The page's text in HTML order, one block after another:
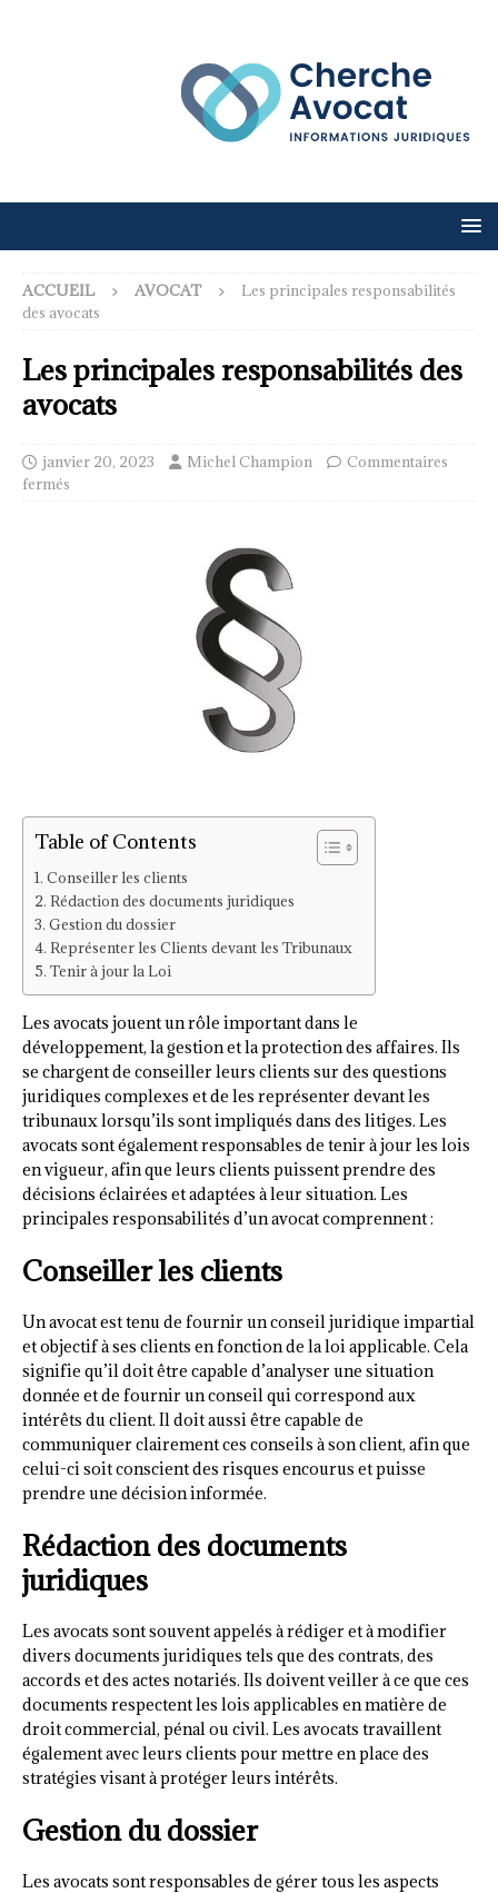
ACCUEIL AVOCAT
Les principales responsabilités
des avocats
Les principales responsabilités des
avocats
janvier 20, 2023 Michel Champion
Commentaires
fermés
Table of Contents
Conseiller les clients
Rédaction des documents juridiques
Gestion du dossier
Représenter les Clients devant les Tribunaux
Tenir à jour la Loi
Les avocats jouent un rôle important dans le
développement, la gestion et la protection des affaires. Ils
se chargent de conseiller leurs clients sur des questions
juridiques complexes et de les représenter devant les
tribunaux lorsqu’ils sont impliqués dans des litiges. Les
avocats sont également responsables de tenir à jour les lois
en vigueur, afin que leurs clients puissent prendre des
décisions éclairées et adaptées à leur situation. Les
principales responsabilités d’un avocat comprennent :
Conseiller les clients
Un avocat est tenu de fournir un conseil juridique impartial
et objectif à ses clients en fonction de la loi applicable. Cela
signifie qu’il doit être capable d’analyser une situation
donnée et de fournir un conseil qui correspond aux
intérêts du client. Il doit aussi être capable de
communiquer clairement ces conseils à son client, afin que
celui-ci soit conscient des risques encourus et puisse
prendre une décision informée.
Rédaction des documents
juridiques
Les avocats sont souvent appelés à rédiger et à modifier
divers documents juridiques tels que des contrats, des
accords et des actes notariés. Ils doivent veiller à ce que ces
documents respectent les lois applicables en matière de
droit commercial, pénal ou civil. Les avocats travaillent
également avec leurs clients pour mettre en place des
stratégies visant à protéger leurs intérêts.
Gestion du dossier
Les avocats sont responsables de gérer tous les aspects